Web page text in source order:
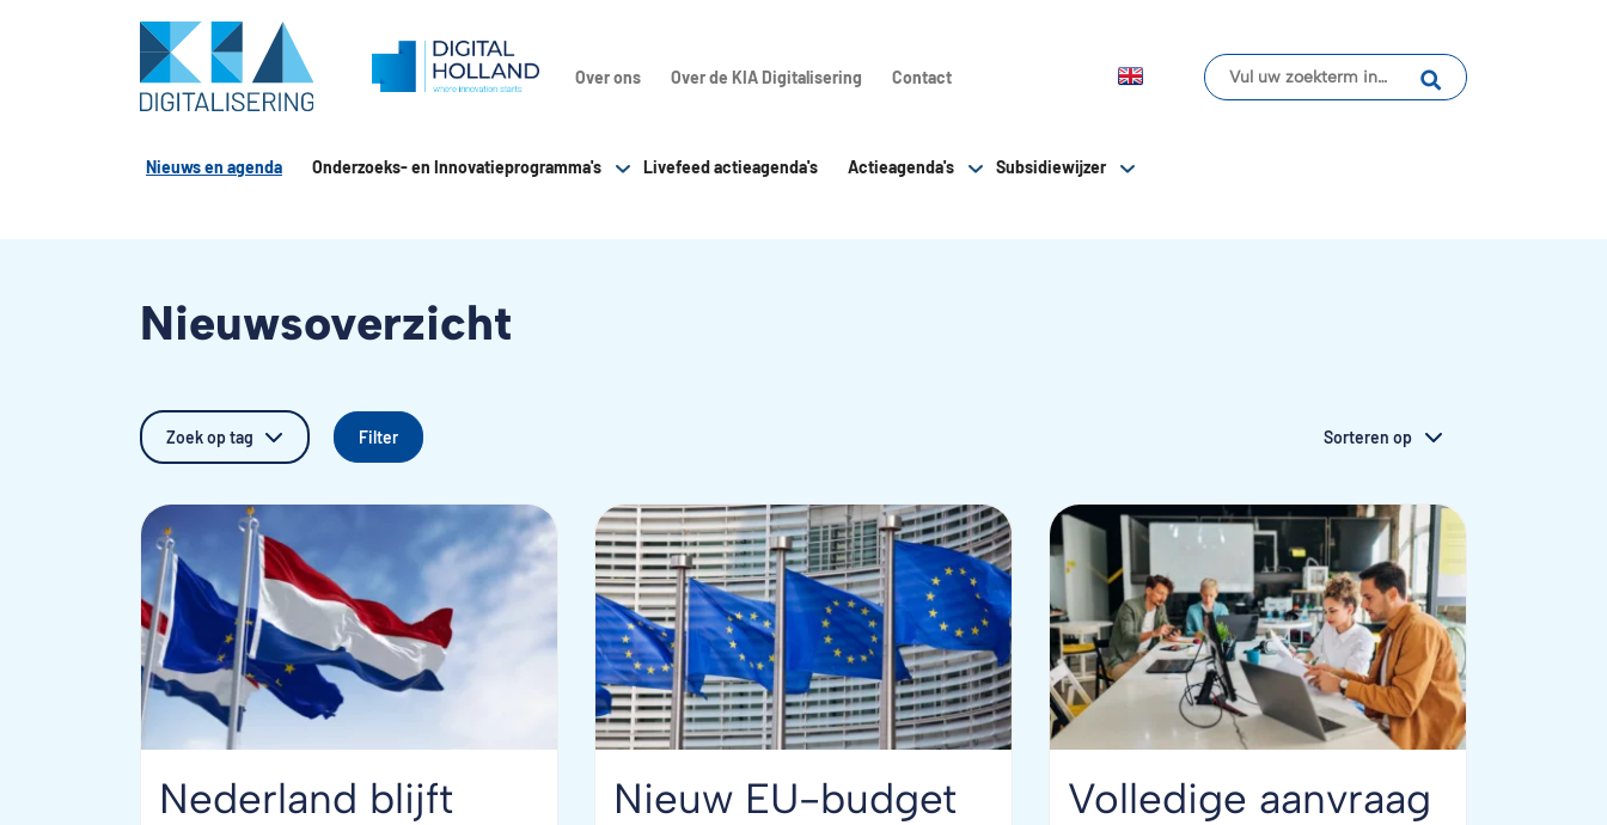
Over ons Over de KIA Digitalisering Contact
Nieuws en agenda Onderzoeks- en Innovatieprogramma's Livefeed actieagenda's Actieagenda's Subsidiewijzer
Nieuwsoverzicht
Zoek op tag Sorteren op
Nederland blijft
Nieuw EU-budget
Volledige aanvraag